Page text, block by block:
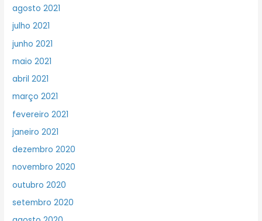
agosto 2021
julho 2021
junho 2021
maio 2021
abril 2021
março 2021
fevereiro 2021
janeiro 2021
dezembro 2020
novembro 2020
outubro 2020
setembro 2020